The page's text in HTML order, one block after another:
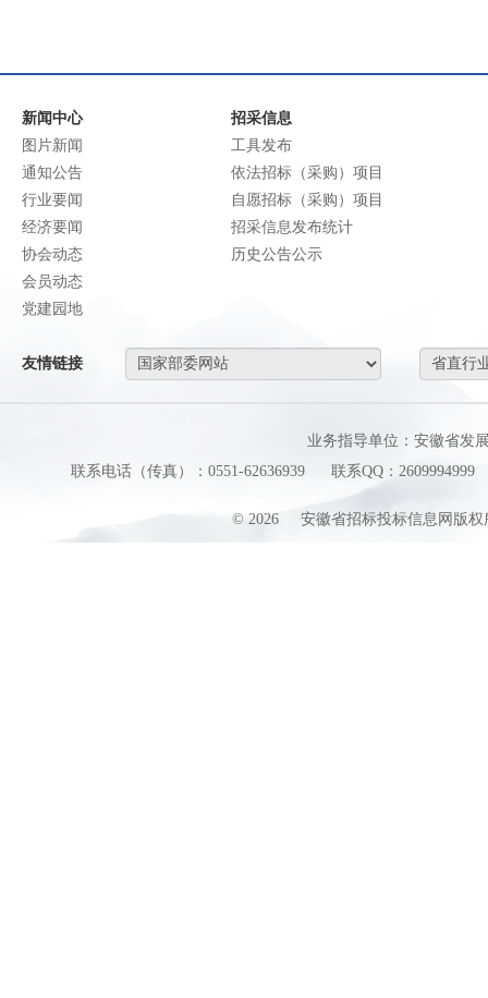
新闻中心
图片新闻
通知公告
行业要闻
经济要闻
协会动态
会员动态
党建园地
招采信息
工具发布
依法招标（采购）项目
自愿招标（采购）项目
招采信息发布统计
历史公告公示
友情链接
业务指导单位：安徽省发
联系电话（传真）：0551-62636939
联系QQ：2609994999
© 2026 安徽省招标投标信息网版